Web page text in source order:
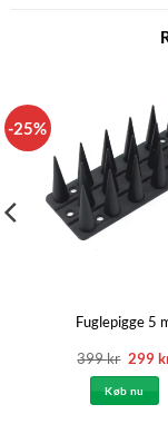
-25%
Fuglepigge 5
399kr Den
var:
399 kr.
299
Køb nu